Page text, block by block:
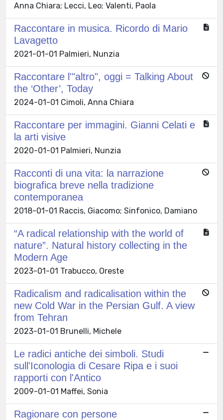
Anna Chiara; Lecci, Leo; Valenti, Paola
Raccontare in musica. Ricordo di Mario
Lavagetto
2021-01-01 Palmieri, Nunzia
Raccontare l'"altro", oggi = Talking About
the ‘Other’, Today
2024-01-01 Cimoli, Anna Chiara
Raccontare per immagini. Gianni Celati e
la arti visive
2020-01-01 Palmieri, Nunzia
Racconti di una vita: la narrazione
biografica breve nella tradizione
contemporanea
2018-01-01 Raccis, Giacomo; Sinfonico, Damiano
“A radical relationship with the world of
nature”. Natural history collecting in the
Modern Age
2023-01-01 Trabucco, Oreste
Radicalism and radicalisation within the
new Cold War in the Persian Gulf. A view
from Tehran
2023-01-01 Brunelli, Michele
Le radici antiche dei simboli. Studi
sull'Iconologia di Cesare Ripa e i suoi
rapporti con l'Antico
2009-01-01 Maffei, Sonia
Ragionare con persone